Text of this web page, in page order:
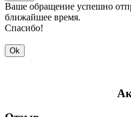
Ваше обращение успешно
ближайшее время.
Спасибо!
Ok